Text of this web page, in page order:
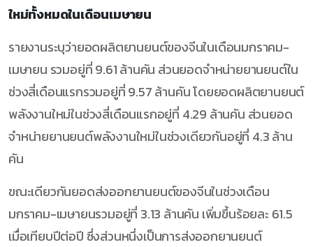
ใหม่ทั้งหมดในเดือนเมษายน
รายงานระบุว่ายอดผลิตยานยนต์ของจีนในเดือนมกราคม-
เมษายน รวมอยู่ที่ 9.61 ล้านคัน ส่วนยอดจำหน่ายยานยนต์ใน
ช่วงสี่เดือนแรกรวมอยู่ที่ 9.57 ล้านคัน โดยยอดผลิตยานยนต์
พลังงานใหม่ในช่วงสี่เดือนแรกอยู่ที่ 4.29 ล้านคัน ส่วนยอด
จำหน่ายยานยนต์พลังงานใหม่ในช่วงเดียวกันอยู่ที่ 4.3 ล้าน
คัน
ขณะเดียวกันยอดส่งออกยานยนต์ของจีนในช่วงเดือน
มกราคม-เมษายนรวมอยู่ที่ 3.13 ล้านคัน เพิ่มขึ้นร้อยละ 61.5
เมื่อเทียบปีต่อปี ซึ่งส่วนหนึ่งเป็นการส่งออกยานยนต์